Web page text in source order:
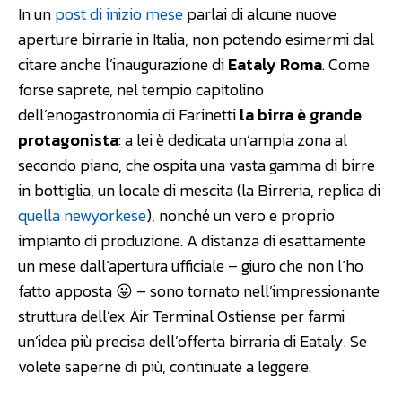
In unpost di inizio meseparlai di alcune nuove
aperture birrarie in Italia, non potendo esimermi dal
citare anche l’inaugurazione diEataly Roma. Come
forse saprete, nel tempio capitolino
dell’enogastronomia di Farinettila birra è grande
protagonista: a lei è dedicata un’ampia zona al
secondo piano, che ospita una vasta gamma di birre
in bottiglia, un locale di mescita (la Birreria, replica di
quella newyorkese), nonché un vero e proprio
impianto di produzione. A distanza di esattamente
un mese dall’apertura ufficiale – giuro che non l’ho
fatto apposta 😛 – sono tornato nell’impressionante
struttura dell’ex Air Terminal Ostiense per farmi
un’idea più precisa dell’offerta birraria di Eataly. Se
volete saperne di più, continuate a leggere.